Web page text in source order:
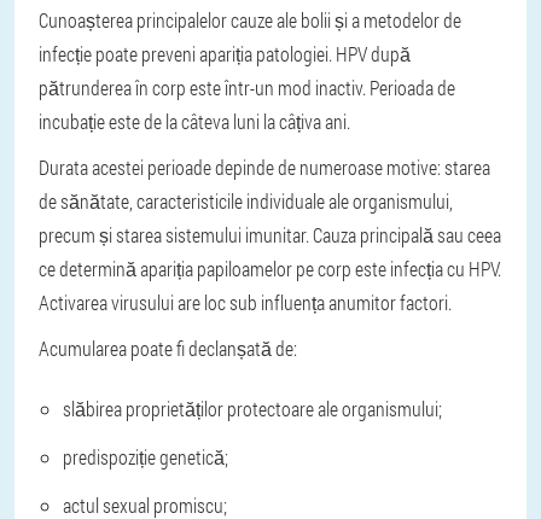
Cunoașterea principalelor cauze ale bolii și a metodelor de
infecție poate preveni apariția patologiei. HPV după
pătrunderea în corp este într-un mod inactiv. Perioada de
incubație este de la câteva luni la câțiva ani.
Durata acestei perioade depinde de numeroase motive: starea
de sănătate, caracteristicile individuale ale organismului,
precum și starea sistemului imunitar. Cauza principală sau ceea
ce determină apariția papiloamelor pe corp este infecția cu HPV.
Activarea virusului are loc sub influența anumitor factori.
Acumularea poate fi declanșată de:
slăbirea proprietăților protectoare ale organismului;
predispoziție genetică;
actul sexual promiscu;